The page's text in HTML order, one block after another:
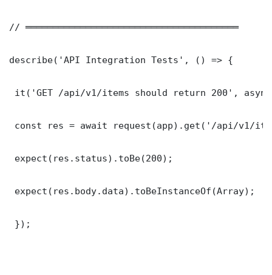
// ═══════════════════════════════════════
describe('API Integration Tests', () => {
it('GET /api/v1/items should return 200',
const res = await request(app).get('/api/v1/
expect(res.status).toBe(200);
expect(res.body.data).toBeInstanceOf(Array);
});